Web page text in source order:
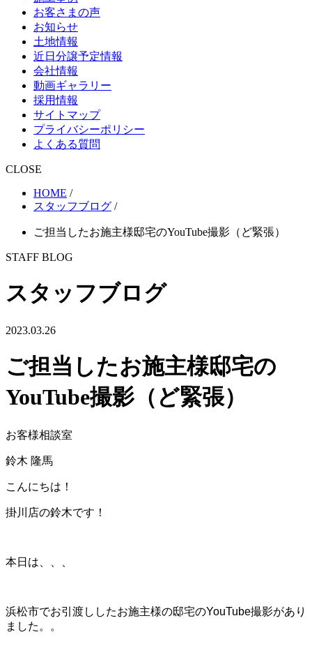
お客さまの声
お知らせ
土地情報
近日分譲予定情報
会社情報
動画ギャラリー
採用情報
サイトマップ
プライバシーポリシー
よくある質問
CLOSE
HOME /
スタッフブログ /
ご担当したお施主様邸宅のYouTube撮影（ど緊張）
STAFF BLOG
スタッフブログ
2023.03.26
ご担当したお施主様邸宅の
YouTube撮影（ど緊張）
お客様相談室
鈴木 隆馬
こんにちは！
掛川店の鈴木です！
本日は、、、
浜松市でお引渡ししたお施主様の邸宅のYouTube撮影があり
ました。。